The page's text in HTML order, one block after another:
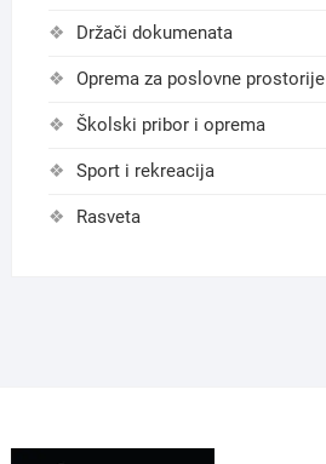
Držači dokumenata
Oprema za poslovne prostorije
Školski pribor i oprema
Sport i rekreacija
Rasveta